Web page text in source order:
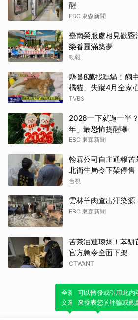
醒
EBC 東森新聞
臺南榮服處相見歡
榮眷圓滿築夢
勁報
懸賞8萬找嘸貓！飼
橘貓」失蹤4月全家
TVBS
2026一下就過一半
年」最恐怖提醒曝
EBC 東森新聞
翰霖公司自主通報
北衛生局令下架停售
台視
雲林羊肉查出汙染
EBC 東森新聞
苦茶油連環爆！苯
官方急令全面下架
CTWANT
全新體驗！一鍵引用此內
文來輕鬆表達個人立場。
可以轉發或引用此內
來發表您的評論或觀